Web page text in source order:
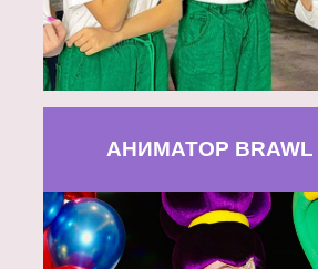
АНИМАТОР BRAWL